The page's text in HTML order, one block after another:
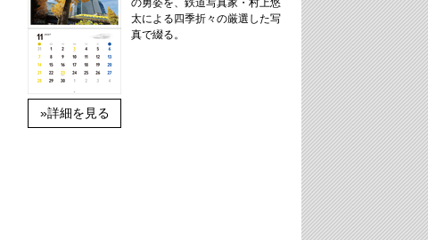
»詳細を見る
の勇姿を、鉄道写真家・村上悠
太による四季折々の厳選した写
真で綴る。